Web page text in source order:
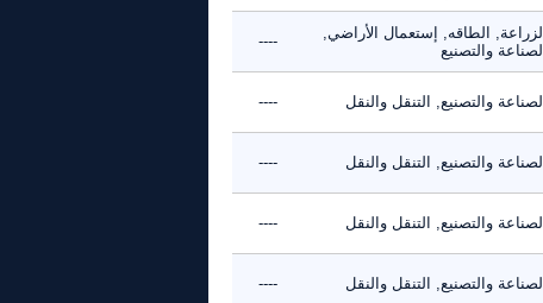
الزراعة, الطاقه, إستعمال الأراضي,
الصناعة والتصنيع
----
الصناعة والتصنيع, التنقل والنقل ----
الصناعة والتصنيع, التنقل والنقل ----
الصناعة والتصنيع, التنقل والنقل ----
الصناعة والتصنيع, التنقل والنقل ----